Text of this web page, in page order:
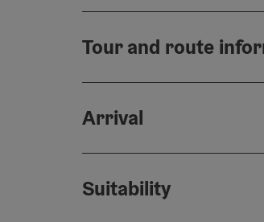
Tour and route
Arrival
Suitability